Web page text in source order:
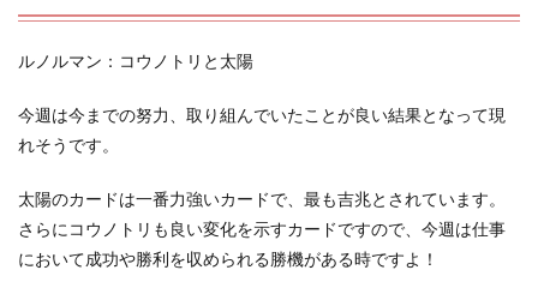
ルノルマン：コウノトリと太陽
今週は今までの努力、取り組んでいたことが良い結果となって現
れそうです。
太陽のカードは一番力強いカードで、最も吉兆とされています。
さらにコウノトリも良い変化を示すカードですので、今週は仕事
において成功や勝利を収められる勝機がある時ですよ！